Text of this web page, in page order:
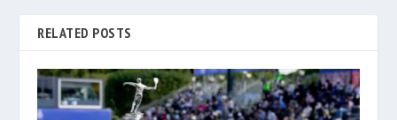
RELATED POSTS